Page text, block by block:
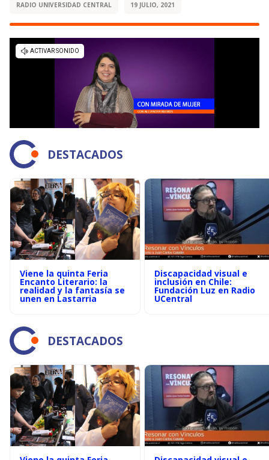
RADIO UNIVERSIDAD CENTRAL 19 JULIO, 2021
DESTACADOS
Viene la quinta Feria
Encanto Literario: la
realidad y la fantasía se
unen en Lastarria
Discapacidad visual e
inclusión en Chile:
Fundación Luz en Radio
UCentral
DESTACADOS